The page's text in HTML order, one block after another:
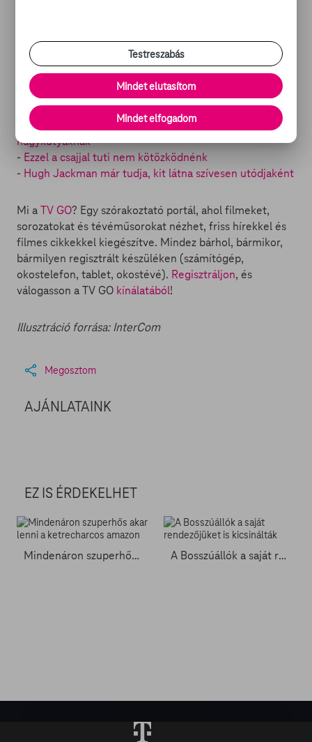
Árnyék is, Kodi Smit-McPhee (Engedj be!, Az út)
alakításában.
TOVÁBBI OLVASNIVALÓK:
Hugh Jackman imádja, hogy beszólhatott a
nagykutyáknak
- Ezzel a csajjal tuti nem kötözködnénk
- Hugh Jackman már tudja, kit látna szívesen utódjaként
Mi aTV GO? Egy szórakoztató portál, ahol filmeket,
sorozatokat és tévéműsorokat nézhet, friss hírekkel és
filmes cikkekkel kiegészítve. Mindez bárhol, bármikor,
bármilyen regisztrált készüléken (számítógép,
okostelefon, tablet, okostévé). Regisztráljon, és
válogasson a TV GO kínálatából!
Illusztráció forrása: InterCom
Megosztom
AJÁNLATAINK
EZ IS ÉRDEKELHET
Mindenáron szuperhős akar lenni a ketrecharcos amazon A Bosszúállók a saját rendezőjüket is kicsinálták
Testreszabás
Mindet elutasítom
Mindet elfogadom